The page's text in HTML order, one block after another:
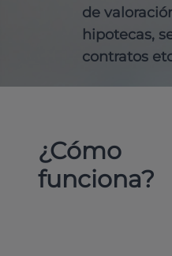
de
hipotecas,
contratos
¿Cómo
funciona?